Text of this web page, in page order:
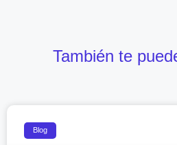
También te
Blog